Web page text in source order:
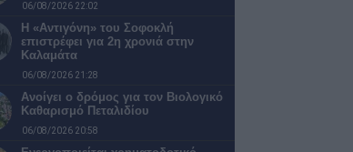
06/08/2026 22:02
Η «Αντιγόνη» του Σοφοκλή
επιστρέφει για 2η χρονιά στην
Καλαμάτα
06/08/2026 21:28
Ανοίγει ο δρόμος για τον Βιολογικό
Καθαρισμό Πεταλιδίου
06/08/2026 20:58